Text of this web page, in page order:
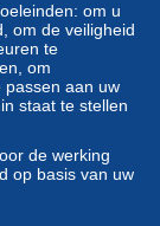
om u
om de veiligheid
te
om
passen aan uw
staat te stellen
de werking
op basis van uw